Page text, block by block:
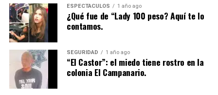
ESPECTÁCULOS 1 año ago
¿Qué fue de “Lady 100 peso? Aquí te lo
contamos.
SEGURIDAD 1 año ago
“El Castor”: el miedo tiene rostro en la
colonia El Campanario.